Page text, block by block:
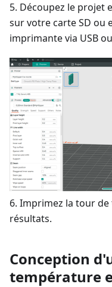
5. Découpez le projet
sur votre carte SD ou
imprimante via USB
6. Imprimez la tour
résultats.
Conception
température